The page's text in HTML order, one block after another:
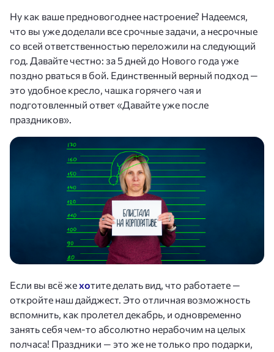
Ну как ваше предновогоднее настроение? Надеемся,
что вы уже доделали все срочные задачи, а несрочные
со всей ответственностью переложили на следующий
год. Давайте честно: за 5 дней до Нового года уже
поздно рваться в бой. Единственный верный подход —
это удобное кресло, чашка горячего чая и
подготовленный ответ «Давайте уже после
праздников».
Если вы всё жехотите делать вид, что работаете —
откройте наш дайджест. Это отличная возможность
вспомнить, как пролетел декабрь, и одновременно
занять себя чем-то абсолютно нерабочим на целых
полчаса! Праздники — это же не только про подарки,